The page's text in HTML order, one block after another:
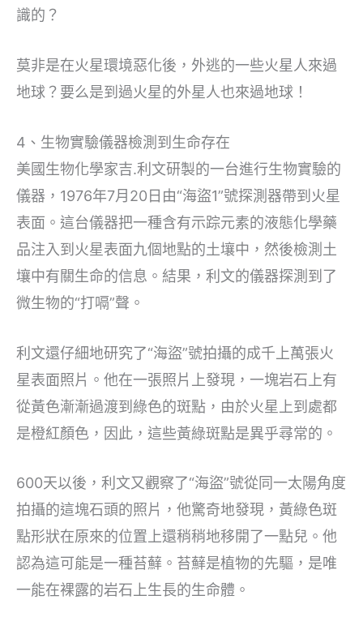
識的？
莫非是在火星環境惡化後，外逃的一些火星人來過
地球？要么是到過火星的外星人也來過地球！
4、生物實驗儀器檢測到生命存在
美國生物化學家吉.利文研製的一台進行生物實驗的
儀器，1976年7月20日由“海盜1”號探測器帶到火星
表面。這台儀器把一種含有示踪元素的液態化學藥
品注入到火星表面九個地點的土壤中，然後檢測土
壤中有關生命的信息。結果，利文的儀器探測到了
微生物的“打嗝”聲。
利文還仔細地研究了“海盜”號拍攝的成千上萬張火
星表面照片。他在一張照片上發現，一塊岩石上有
從黃色漸漸過渡到綠色的斑點，由於火星上到處都
是橙紅顏色，因此，這些黃綠斑點是異乎尋常的。
600天以後，利文又觀察了“海盜”號從同一太陽角度
拍攝的這塊石頭的照片，他驚奇地發現，黃綠色斑
點形狀在原來的位置上還稍稍地移開了一點兒。他
認為這可能是一種苔蘚。苔蘚是植物的先驅，是唯
一能在裸露的岩石上生長的生命體。